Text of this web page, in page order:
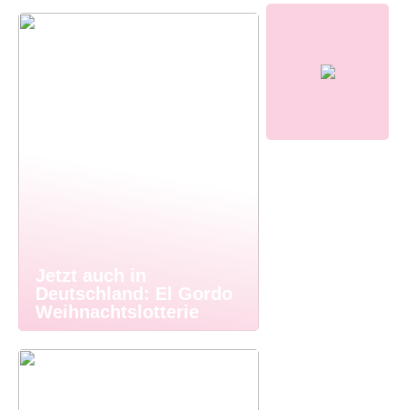
Jetzt auch in
Deutschland: El Gordo
Weihnachtslotterie